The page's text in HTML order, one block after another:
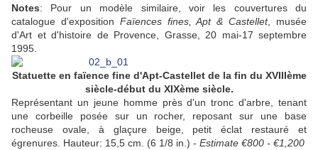
Notes: Pour un modèle similaire, voir les couvertures du
catalogue d'exposition Faïences fines, Apt & Castellet, musée
d'Art et d'histoire de Provence, Grasse, 20 mai-17 septembre
1995.
Statuette en faïence fine d'Apt-Castellet de la fin du XVIIIème
siècle-début du XIXème siècle.
Représentant un jeune homme près d'un tronc d'arbre, tenant
une corbeille posée sur un rocher, reposant sur une base
rocheuse ovale, à glaçure beige, petit éclat restauré et
égrenures. Hauteur: 15,5 cm. (6 1/8 in.) - Estimate €800 - €1,200